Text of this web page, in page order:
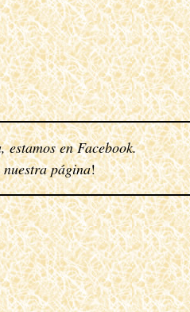
estamos enFacebook.
página!